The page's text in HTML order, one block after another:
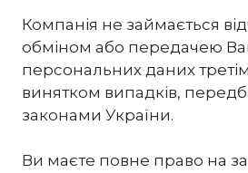
Компанія не займається
обміном або передачею
персональних даних
винятком випадків,
законами України.
Ви маєте повне право на